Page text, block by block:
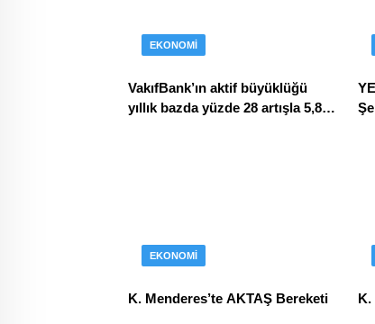
EKONOMI
VakıfBank’ın aktif büyüklüğü
yıllık bazda yüzde 28 artışla 5,8
EKONOMI
K. Menderes’te AKTAŞ Bereketi K.